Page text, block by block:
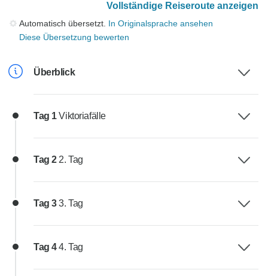
Vollständige Reiseroute anzeigen
Automatisch übersetzt. In Originalsprache ansehen
Diese Übersetzung bewerten
Überblick
Tag 1Viktoriafälle
Tag 2 2. Tag
Tag 33. Tag
Tag 44. Tag